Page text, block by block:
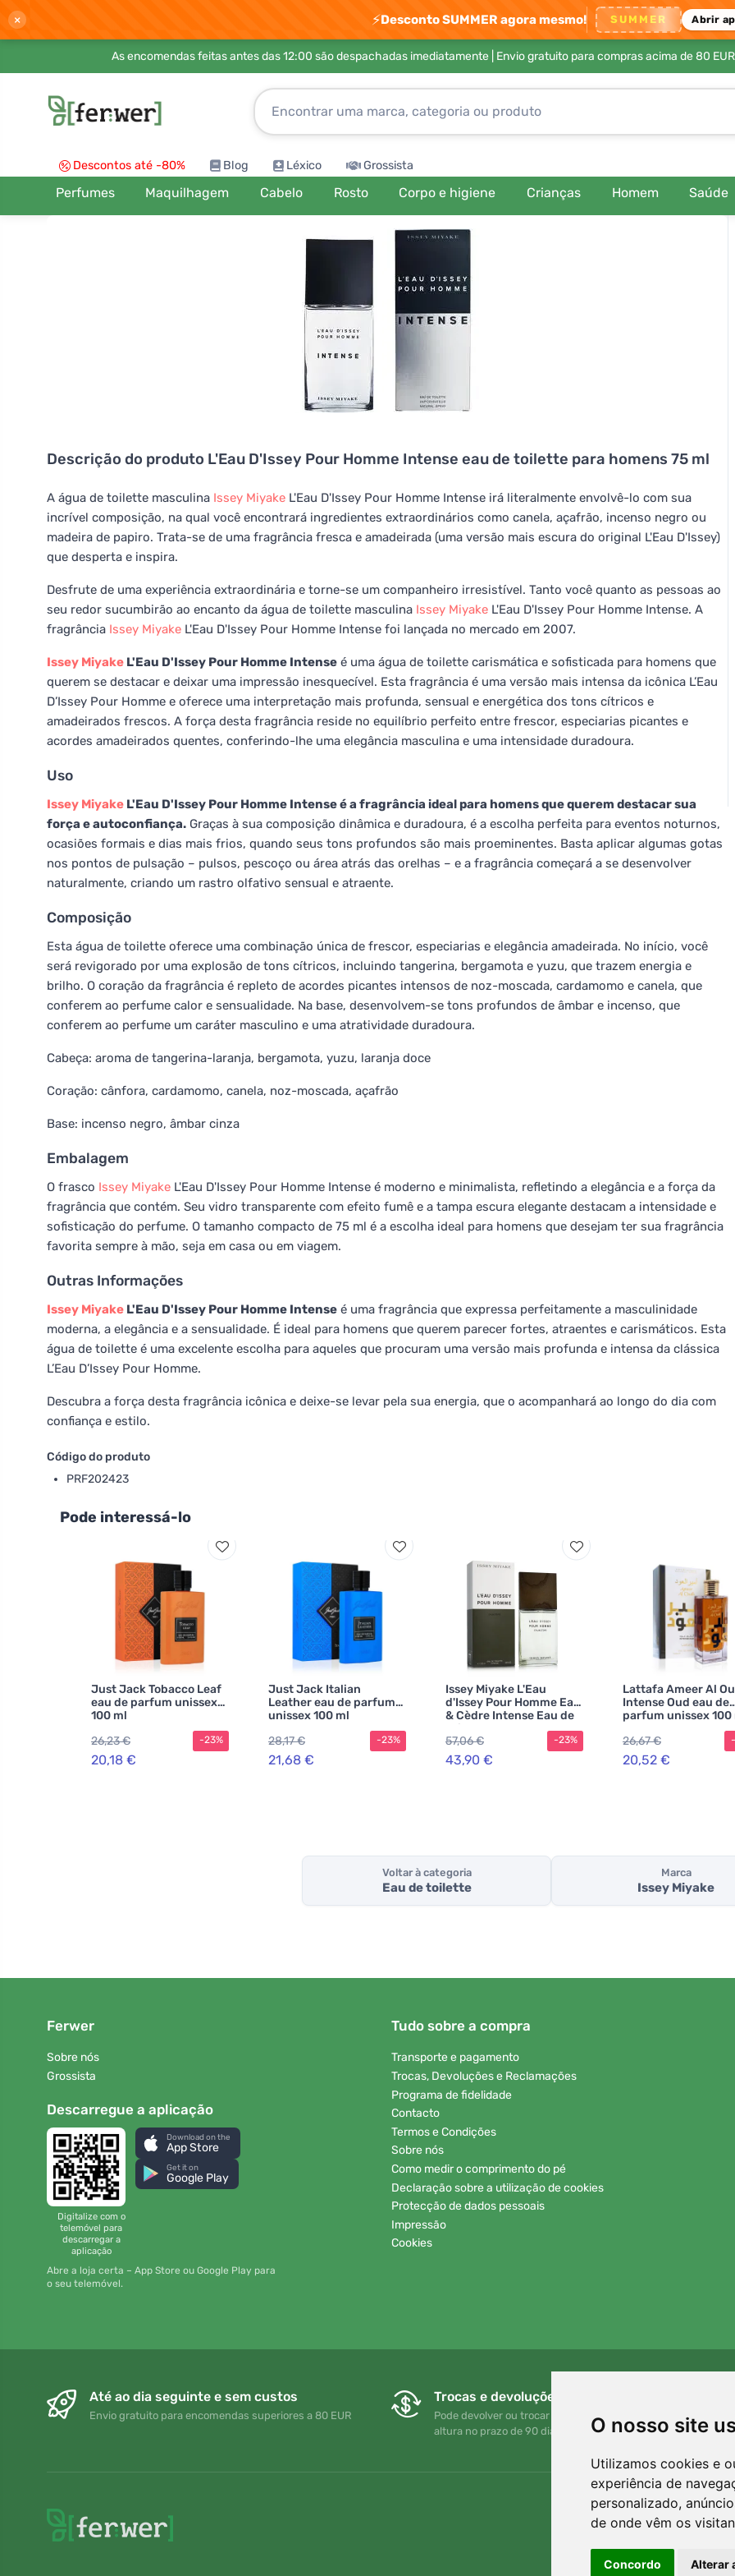
O nosso site
Utilizamos cookies e
experiência de
personalizado,
de onde vêm os
Concordo Alterar
× ⚡Desconto SUMMER agora mesmo! SUMMER Abrir
As encomendas feitas antes das 12:00 são despachadas imediatamente | Envio gratuito para compras acima de 80 EUR
Descontos até -80% Blog Léxico Grossista
Perfumes Maquilhagem Cabelo Rosto Corpo e higiene Crianças Homem Saúde
Descrição do produto L'Eau D'Issey Pour Homme Intense eau de toilette para homens 75 ml
A água de toilette masculina Issey Miyake L'Eau D'Issey Pour Homme Intense irá literalmente envolvê-lo com sua
incrível composição, na qual você encontrará ingredientes extraordinários como canela, açafrão, incenso negro ou
madeira de papiro. Trata-se de uma fragrância fresca e amadeirada (uma versão mais escura do original L'Eau D'Issey)
que desperta e inspira.
Desfrute de uma experiência extraordinária e torne-se um companheiro irresistível. Tanto você quanto as pessoas ao
seu redor sucumbirão ao encanto da água de toilette masculina Issey Miyake L'Eau D'Issey Pour Homme Intense. A
fragrância Issey Miyake L'Eau D'Issey Pour Homme Intense foi lançada no mercado em 2007.
Issey Miyake L'Eau D'Issey Pour Homme Intense é uma água de toilette carismática e sofisticada para homens que
querem se destacar e deixar uma impressão inesquecível. Esta fragrância é uma versão mais intensa da icônica L’Eau
D’Issey Pour Homme e oferece uma interpretação mais profunda, sensual e energética dos tons cítricos e
amadeirados frescos. A força desta fragrância reside no equilíbrio perfeito entre frescor, especiarias picantes e
acordes amadeirados quentes, conferindo-lhe uma elegância masculina e uma intensidade duradoura.
Uso
Issey Miyake L'Eau D'Issey Pour Homme Intense é a fragrância ideal para homens que querem destacar sua
força e autoconfiança. Graças à sua composição dinâmica e duradoura, é a escolha perfeita para eventos noturnos,
ocasiões formais e dias mais frios, quando seus tons profundos são mais proeminentes. Basta aplicar algumas gotas
nos pontos de pulsação – pulsos, pescoço ou área atrás das orelhas – e a fragrância começará a se desenvolver
naturalmente, criando um rastro olfativo sensual e atraente.
Composição
Esta água de toilette oferece uma combinação única de frescor, especiarias e elegância amadeirada. No início, você
será revigorado por uma explosão de tons cítricos, incluindo tangerina, bergamota e yuzu, que trazem energia e
brilho. O coração da fragrância é repleto de acordes picantes intensos de noz-moscada, cardamomo e canela, que
conferem ao perfume calor e sensualidade. Na base, desenvolvem-se tons profundos de âmbar e incenso, que
conferem ao perfume um caráter masculino e uma atratividade duradoura.
Cabeça: aroma de tangerina-laranja, bergamota, yuzu, laranja doce
Coração: cânfora, cardamomo, canela, noz-moscada, açafrão
Base: incenso negro, âmbar cinza
Embalagem
O frasco Issey Miyake L'Eau D'Issey Pour Homme Intense é moderno e minimalista, refletindo a elegância e a força da
fragrância que contém. Seu vidro transparente com efeito fumê e a tampa escura elegante destacam a intensidade e
sofisticação do perfume. O tamanho compacto de 75 ml é a escolha ideal para homens que desejam ter sua fragrância
favorita sempre à mão, seja em casa ou em viagem.
Outras Informações
Issey Miyake L'Eau D'Issey Pour Homme Intense é uma fragrância que expressa perfeitamente a masculinidade
moderna, a elegância e a sensualidade. É ideal para homens que querem parecer fortes, atraentes e carismáticos. Esta
água de toilette é uma excelente escolha para aqueles que procuram uma versão mais profunda e intensa da clássica
L’Eau D’Issey Pour Homme.
Descubra a força desta fragrância icônica e deixe-se levar pela sua energia, que o acompanhará ao longo do dia com
confiança e estilo.
Código do produto
PRF202423
Pode interessá-lo
Just Jack Tobacco Leaf
eau de parfum unissex
100 ml
26,23 €
20,18 €
-23%
Just Jack Italian
Leather eau de parfum
unissex 100 ml
28,17 €
21,68 €
-23%
Issey Miyake L'Eau
d'Issey Pour Homme Eau
& Cèdre Intense Eau de
Toilette para homem
57,06 €
43,90 €
-23%
Lattafa Ameer Al
Intense Oud eau de
parfum unissex 100
26,67 €
20,52 €
Voltar à categoria
Eau de toilette
Marca
Issey Miyake
Ferwer
Sobre nós
Grossista
Descarregue a aplicação
Digitalize com o
telemóvel para
descarregar a
aplicação
Download on the
App Store
Get it on
Google Play
Abre a loja certa – App Store ou Google Play para
o seu telemóvel.
Tudo sobre a compra
Transporte e pagamento
Trocas, Devoluções e Reclamações
Programa de fidelidade
Contacto
Termos e Condições
Sobre nós
Como medir o comprimento do pé
Declaração sobre a utilização de cookies
Protecção de dados pessoais
Impressão
Cookies
Até ao dia seguinte e sem custos
Envio gratuito para encomendas superiores a 80 EUR
Trocas e devoluções gratuitas
Pode devolver ou trocar a sua encomenda em qualquer
altura no prazo de 90 dias